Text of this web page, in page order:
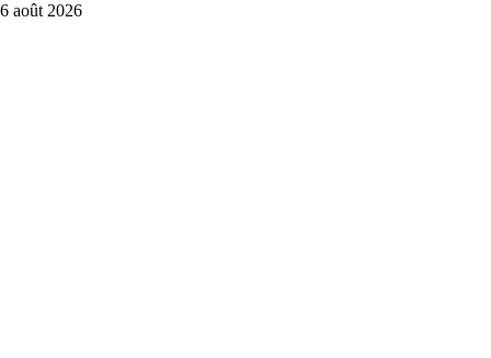
6 août 2026